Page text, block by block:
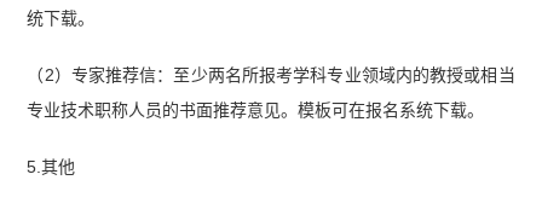
统下载。
（2）专家推荐信：至少两名所报考学科专业领域内的教授或相当
专业技术职称人员的书面推荐意见。模板可在报名系统下载。
5.其他